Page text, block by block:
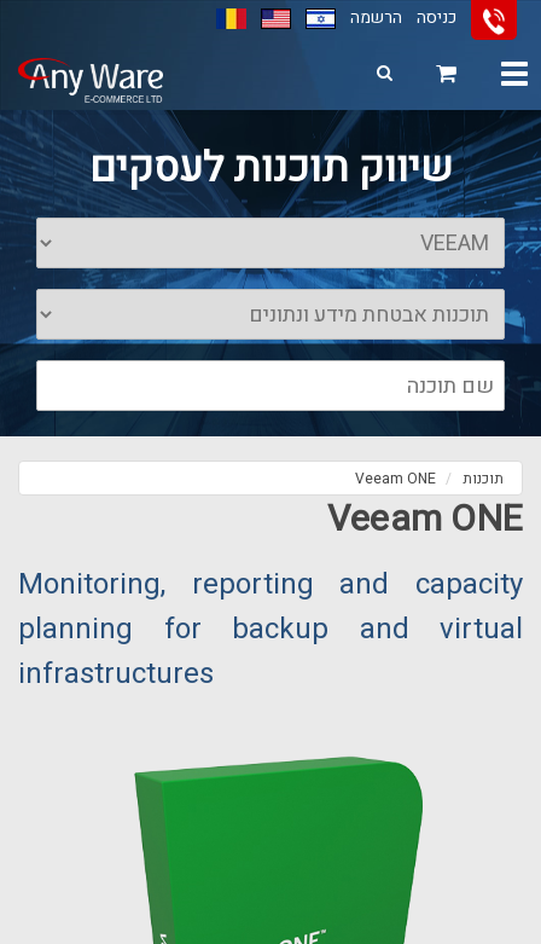
11
12
13
כניסה הרשמה
Toggle
שיווק תוכנות לעסקים
תוכנות Veeam ONE
Veeam ONE
Monitoring, reporting and capacity
planning for backup and virtual
infrastructures